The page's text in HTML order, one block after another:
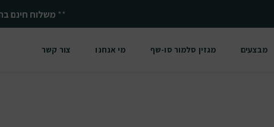
מבצעים מגזין סלמור סו-שף מי אנחנו צור קשר